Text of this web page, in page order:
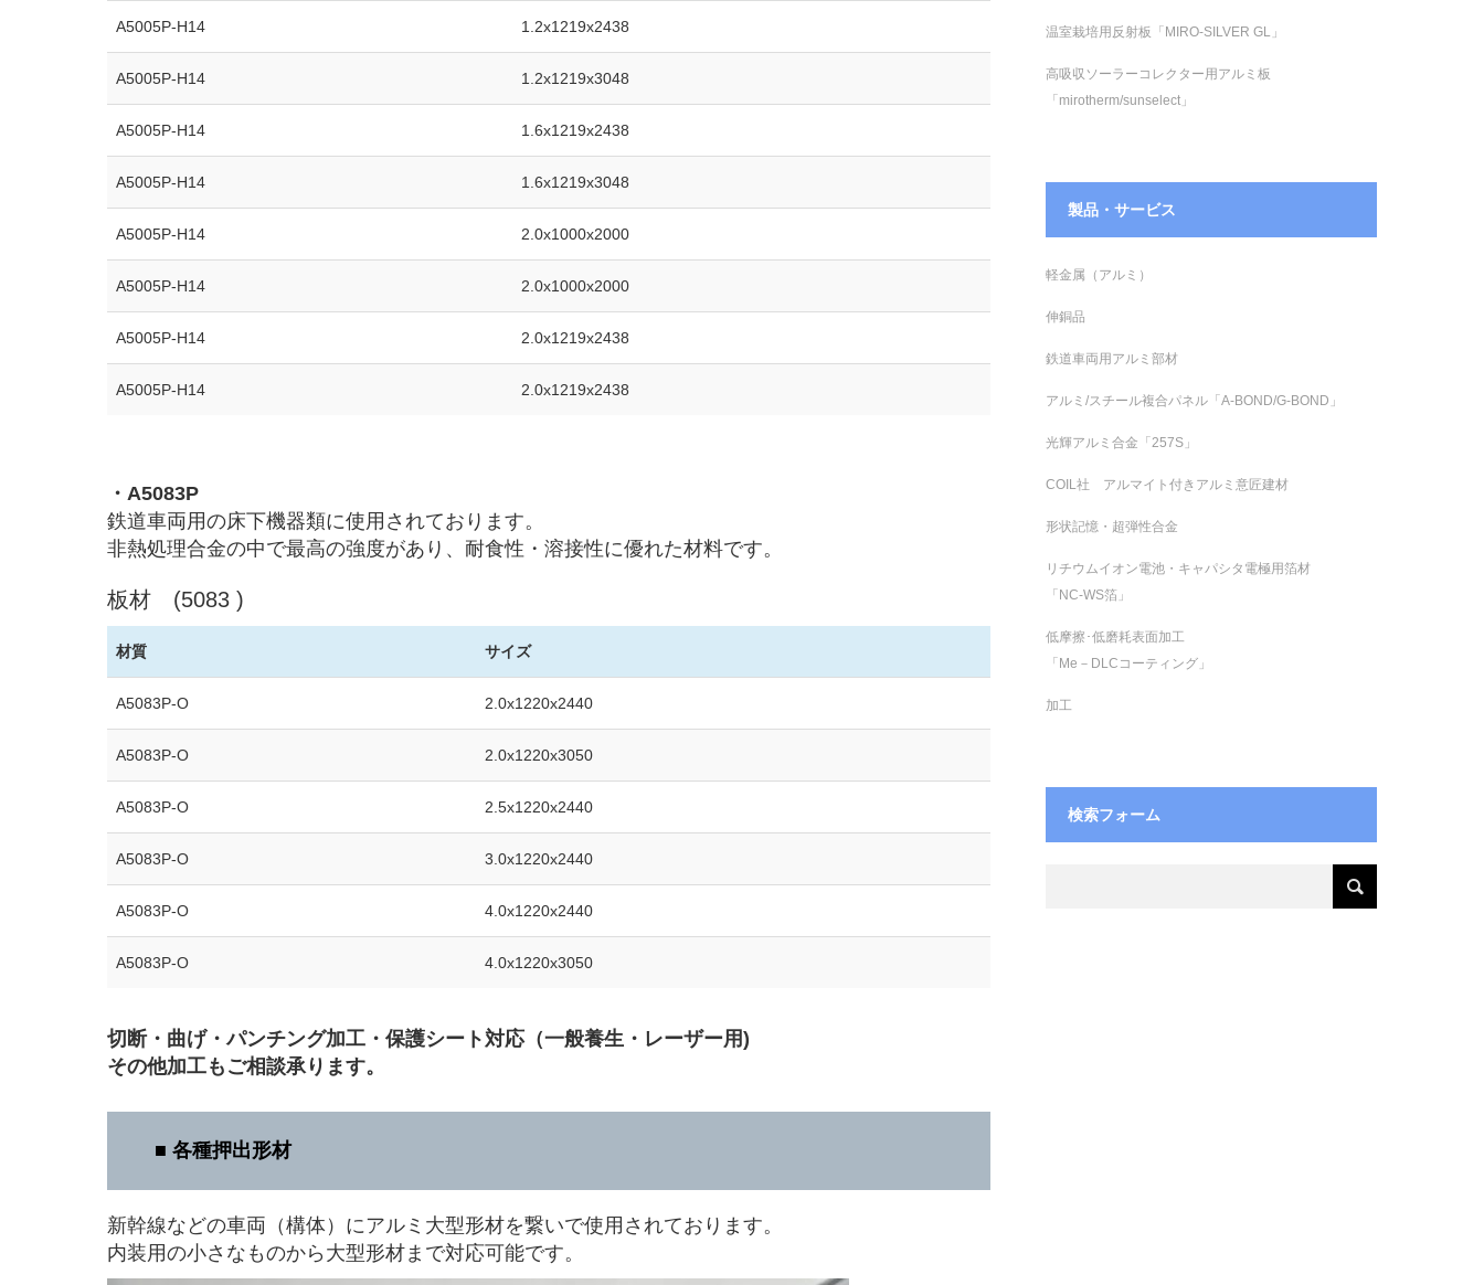
A5005P-H14 1.2x1219x2438
A5005P-H14 1.2x1219x3048
A5005P-H14 1.6x1219x2438
A5005P-H14 1.6x1219x3048
A5005P-H14 2.0x1000x2000
A5005P-H14 2.0x1000x2000
A5005P-H14 2.0x1219x2438
A5005P-H14 2.0x1219x2438
・A5083P
鉄道車両用の床下機器類に使用されております。
非熱処理合金の中で最高の強度があり、耐食性・溶接性に優れた材料です。
板材 (5083 )
材質 サイズ
A5083P-O 2.0x1220x2440
A5083P-O 2.0x1220x3050
A5083P-O 2.5x1220x2440
A5083P-O 3.0x1220x2440
A5083P-O 4.0x1220x2440
A5083P-O 4.0x1220x3050
切断・曲げ・パンチング加工・保護シート対応（一般養生・レーザー用)
その他加工もご相談承ります。
■ 各種押出形材
新幹線などの車両（構体）にアルミ大型形材を繋いで使用されております。
内装用の小さなものから大型形材まで対応可能です。
温室栽培用反射板「MIRO-SILVER GL」
高吸収ソーラーコレクター用アルミ板
「mirotherm/sunselect」
製品・サービス
軽金属（アルミ）
伸銅品
鉄道車両用アルミ部材
アルミ/スチール複合パネル「A-BOND/G-BOND」
光輝アルミ合金「257S」
COIL社 アルマイト付きアルミ意匠建材
形状記憶・超弾性合金
リチウムイオン電池・キャパシタ電極用箔材
「NC-WS箔」
低摩擦･低磨耗表面加工
「Me－DLCコーティング」
加工
検索フォーム